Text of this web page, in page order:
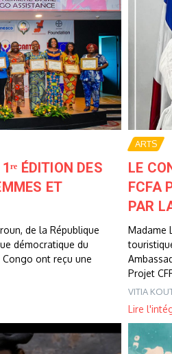
ÉDITION DES
ET
de la République
démocratique du
ont reçu une
ARTS
LE
FCFA
PAR
Madame
Projet
VITIA
Lire